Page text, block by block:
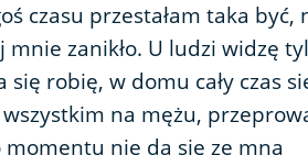
czasu przestałam taka być,
zanikło. U ludzi widzę
się robię, w domu cały czas
na mężu,
nie da się ze mną